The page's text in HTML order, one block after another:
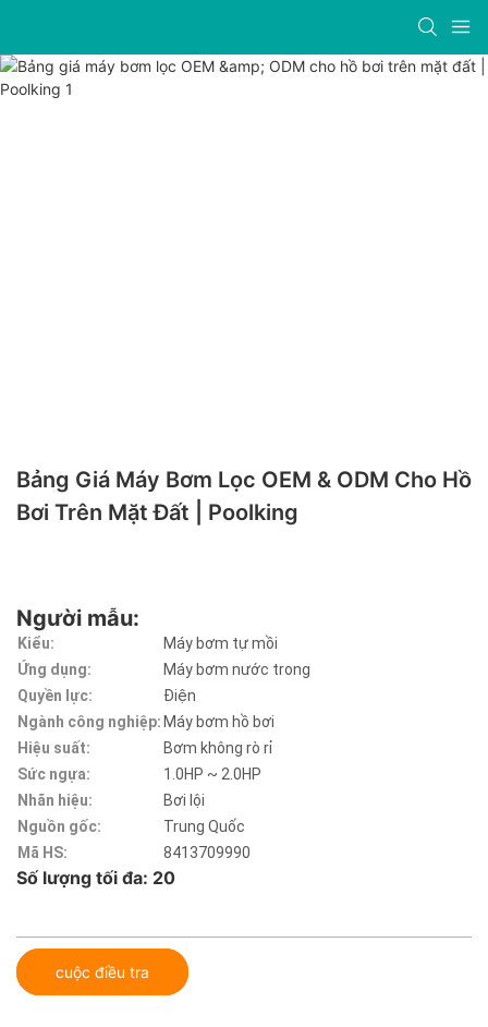
Bảng Giá Máy Bơm Lọc OEM & ODM Cho Hồ
Bơi Trên Mặt Đất | Poolking
Người mẫu:
Kiểu:
Máy bơm tự mồi
Ứng dụng:
Máy bơm nước trong
Quyền lực:
Điện
Ngành công nghiệp: Máy bơm hồ bơi
Hiệu suất:
Bơm không rò rỉ
Sức ngựa:
1.0HP ~ 2.0HP
Nhãn hiệu:
Bơi lội
Nguồn gốc:
Trung Quốc
Mã HS:
8413709990
Số lượng tối đa: 20
cuộc điều tra